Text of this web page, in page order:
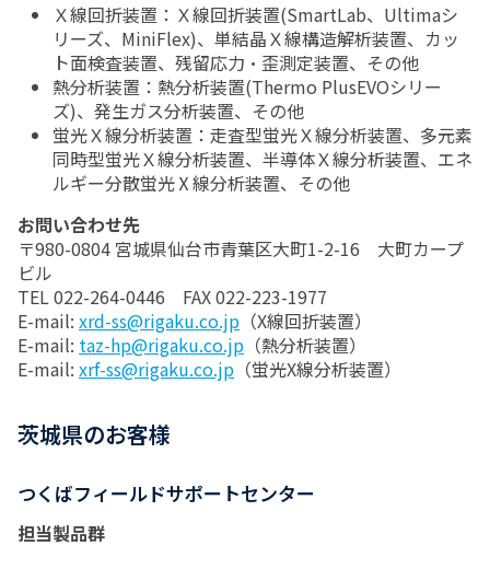
Ｘ線回折装置：Ｘ線回折装置(SmartLab、Ultimaシ
リーズ、MiniFlex)、単結晶Ｘ線構造解析装置、カッ
ト面検査装置、残留応力・歪測定装置、その他
熱分析装置：熱分析装置(Thermo PlusEVOシリー
ズ)、発生ガス分析装置、その他
蛍光Ｘ線分析装置：走査型蛍光Ｘ線分析装置、多元素
同時型蛍光Ｘ線分析装置、半導体Ｘ線分析装置、エネ
ルギー分散蛍光Ⅹ線分析装置、その他
お問い合わせ先
〒980-0804 宮城県仙台市青葉区大町1-2-16 大町カープ
ビル
TEL 022-264-0446 FAX 022-223-1977
E-mail: xrd-ss@rigaku.co.jp （X線回折装置）
E-mail: taz-hp@rigaku.co.jp （熱分析装置）
E-mail: xrf-ss@rigaku.co.jp （蛍光X線分析装置）
茨城県のお客様
つくばフィールドサポートセンター
担当製品群